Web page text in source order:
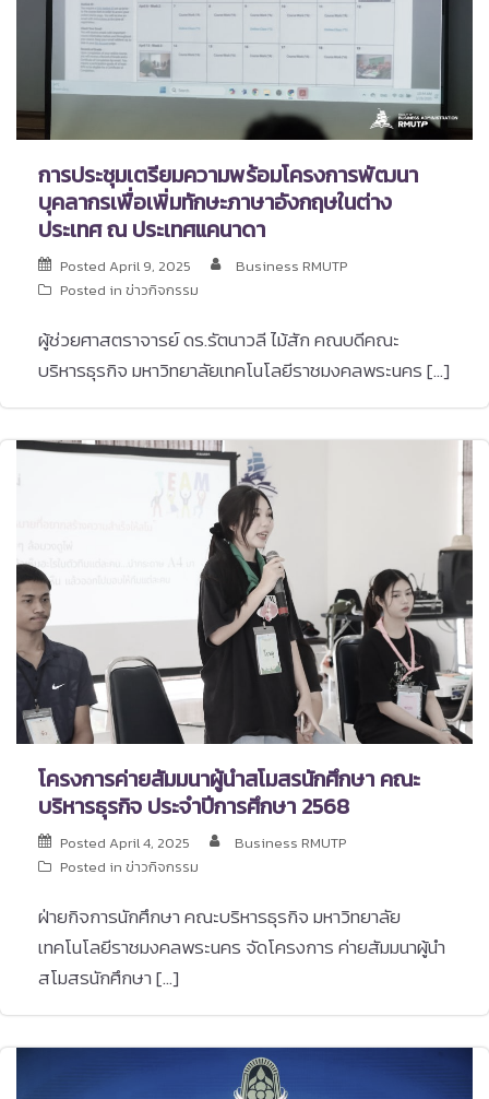
การประชุมเตรียมความพร้อมโครงการพัฒนา
บุคลากรเพื่อเพิ่มทักษะภาษาอังกฤษในต่าง
ประเทศ ณ ประเทศแคนาดา
Posted April 9, 2025
Business RMUTP
Posted in ข่าวกิจกรรม
ผู้ช่วยศาสตราจารย์ ดร.รัตนาวลี ไม้สัก คณบดีคณะ
บริหารธุรกิจ มหาวิทยาลัยเทคโนโลยีราชมงคลพระนคร […]
โครงการค่ายสัมมนาผู้นำสโมสรนักศึกษา คณะ
บริหารธุรกิจ ประจำปีการศึกษา 2568
Posted April 4, 2025
Business RMUTP
Posted in ข่าวกิจกรรม
ฝ่ายกิจการนักศึกษา คณะบริหารธุรกิจ มหาวิทยาลัย
เทคโนโลยีราชมงคลพระนคร จัดโครงการ ค่ายสัมมนาผู้นำ
สโมสรนักศึกษา […]